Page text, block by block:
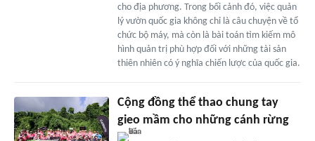
cho địa phương. Trong bối cảnh đó, việc quản
lý vườn quốc gia không chỉ là câu chuyện về tổ
chức bộ máy, mà còn là bài toán tìm kiếm mô
hình quản trị phù hợp đối với những tài sản
thiên nhiên có ý nghĩa chiến lược của quốc gia.
Cộng đồng thể thao chung tay
gieo mầm cho những cánh rừng